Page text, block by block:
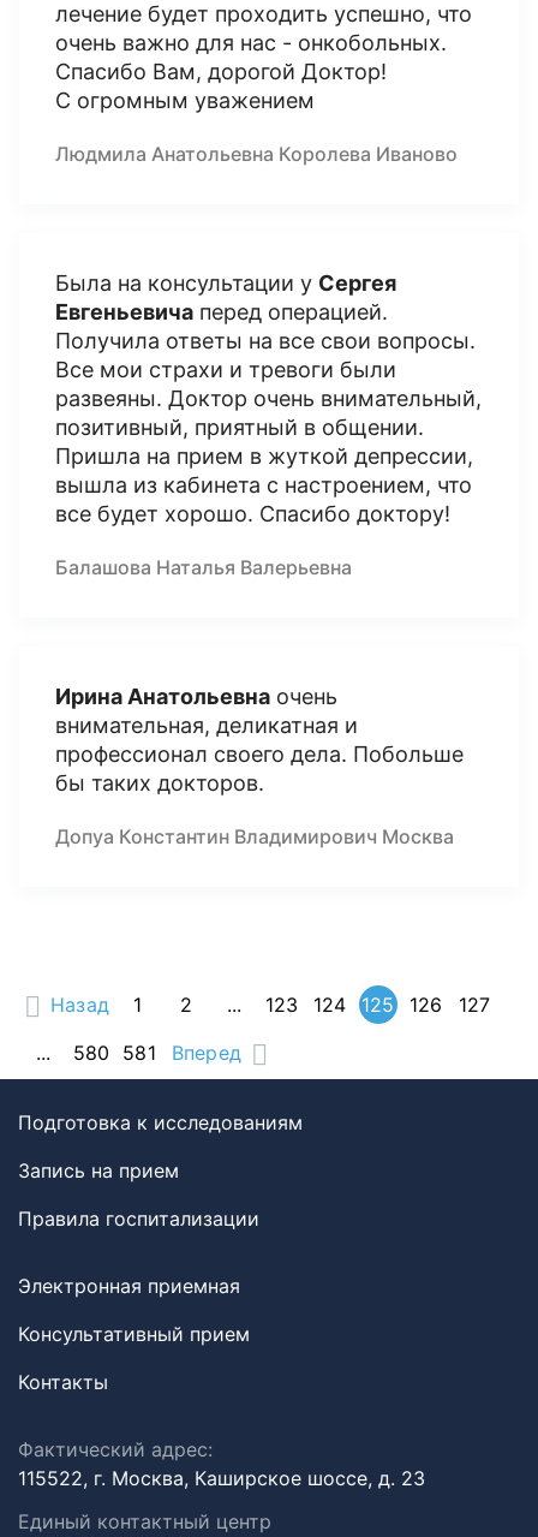
лечение будет проходить успешно, что
очень важно для нас - онкобольных.
Спасибо Вам, дорогой Доктор!
С огромным уважением
Людмила Анатольевна Королева Иваново
Была на консультации у Сергея
Евгеньевича перед операцией.
Получила ответы на все свои вопросы.
Все мои страхи и тревоги были
развеяны. Доктор очень внимательный,
позитивный, приятный в общении.
Пришла на прием в жуткой депрессии,
вышла из кабинета с настроением, что
все будет хорошо. Спасибо доктору!
Балашова Наталья Валерьевна
Ирина Анатольевна очень
внимательная, деликатная и
профессионал своего дела. Побольше
бы таких докторов.
Допуа Константин Владимирович Москва
Назад 1 2 ... 123 124 125 126
127
...
580 581 Вперед
Подготовка к исследованиям
Запись на прием
Правила госпитализации
Электронная приемная
Консультативный прием
Контакты
Фактический адрес:
115522, г. Москва, Каширское шоссе, д. 23
Единый контактный центр